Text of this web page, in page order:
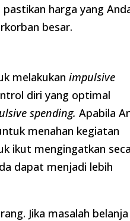
harga yang
besar.
melakukanimpulsive
diri yang optimal
spending. Apabila
menahan kegiatan
ikut mengingatkan
dapat menjadi lebih
Jika masalah belanja